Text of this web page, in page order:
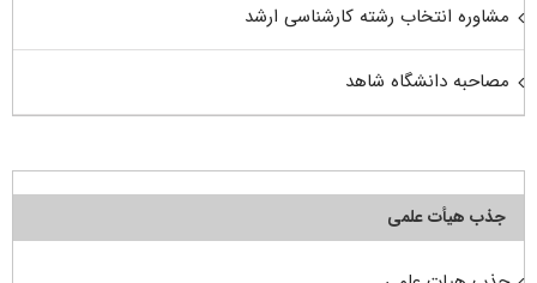
مشاوره انتخاب رشته کارشناسی ارشد
مصاحبه دانشگاه شاهد
جذب هیأت علمی